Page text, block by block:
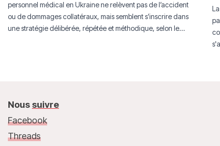
personnel médical en Ukraine ne relèvent pas de l’accident
ou de dommages collatéraux, mais semblent s’inscrire dans
une stratégie délibérée, répétée et méthodique, selon le
Nous suivre
Facebook
Threads